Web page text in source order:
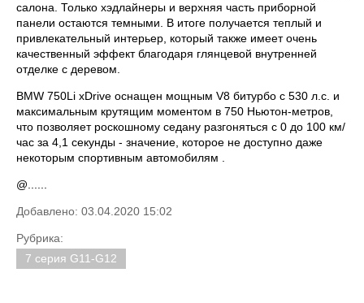
салона. Только хэдлайнеры и верхняя часть приборной
панели остаются темными. В итоге получается теплый и
привлекательный интерьер, который также имеет очень
качественный эффект благодаря глянцевой внутренней
отделке с деревом.
BMW 750Li xDrive оснащен мощным V8 битурбо с 530 л.с. и
максимальным крутящим моментом в 750 Ньютон-метров,
что позволяет роскошному седану разгоняться с 0 до 100 км/
час за 4,1 секунды - значение, которое не доступно даже
некоторым спортивным автомобилям .
@......
Добавлено: 03.04.2020 15:02
Рубрика:
7 серия G11-G12